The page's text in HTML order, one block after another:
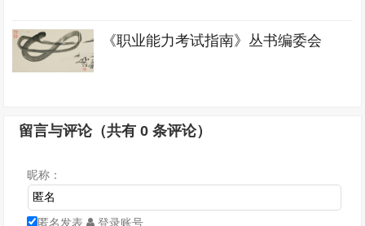
《职业能力考试指南》丛书编委会
留言与评论（共有0 条评论）
昵称：
匿名发表 登录账号